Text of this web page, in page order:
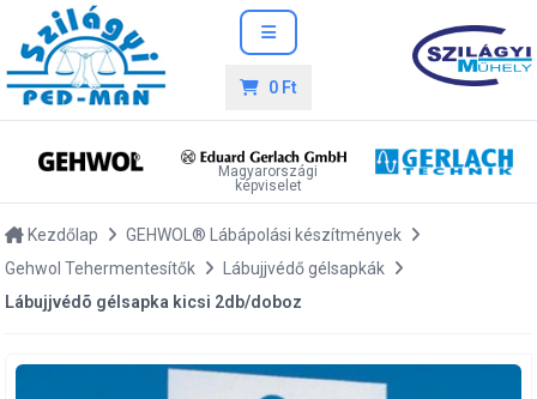
0 Ft
Magyarországi
képviselet
Kezdőlap
GEHWOL® Lábápolási készítmények
Gehwol Tehermentesítők
Lábujjvédő gélsapkák
Lábujjvédõ gélsapka kicsi 2db/doboz